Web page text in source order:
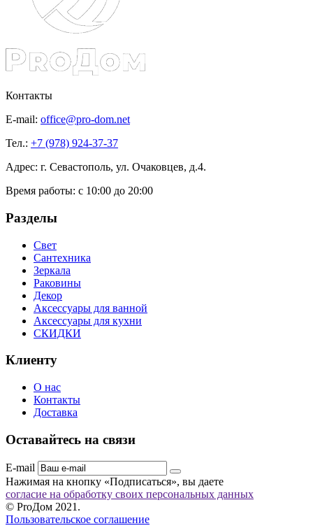
Контакты
E-mail: office@pro-dom.net
Тел.: +7 (978) 924-37-37
Адрес: г. Севастополь, ул. Очаковцев, д.4.
Время работы: с 10:00 до 20:00
Разделы
Свет
Сантехника
Зеркала
Раковины
Декор
Аксессуары для ванной
Аксессуары для кухни
СКИДКИ
Клиенту
О нас
Контакты
Доставка
Оставайтесь на связи
E-mail
Нажимая на кнопку «Подписаться», вы даете
согласие на обработку своих персональных данных
© ProДом 2021.
Пользовательское соглашение